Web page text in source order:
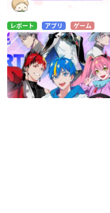
レポート アプリ ゲーム